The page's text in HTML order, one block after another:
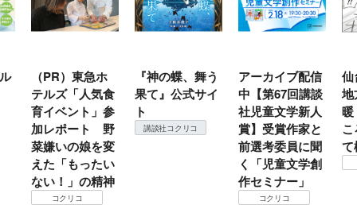
（PR）東急ホ
テルズ「人気食
育イベント」参
加レポート 野
菜嫌いの娘を変
えた「もったい
ない！」の精神
コクリコ
『神の蝶、舞う
果て』公式サイ
ト
講談社コクリコ
アーカイブ配信
中【第67回講談
社児童文学新人
賞】受賞作家と
前選考委員に聞
く「児童文学創
作セミナー」
コクリコ
仙
地
て